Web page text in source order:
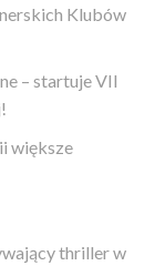
Klubów
– startuje VII
większe
thriller w